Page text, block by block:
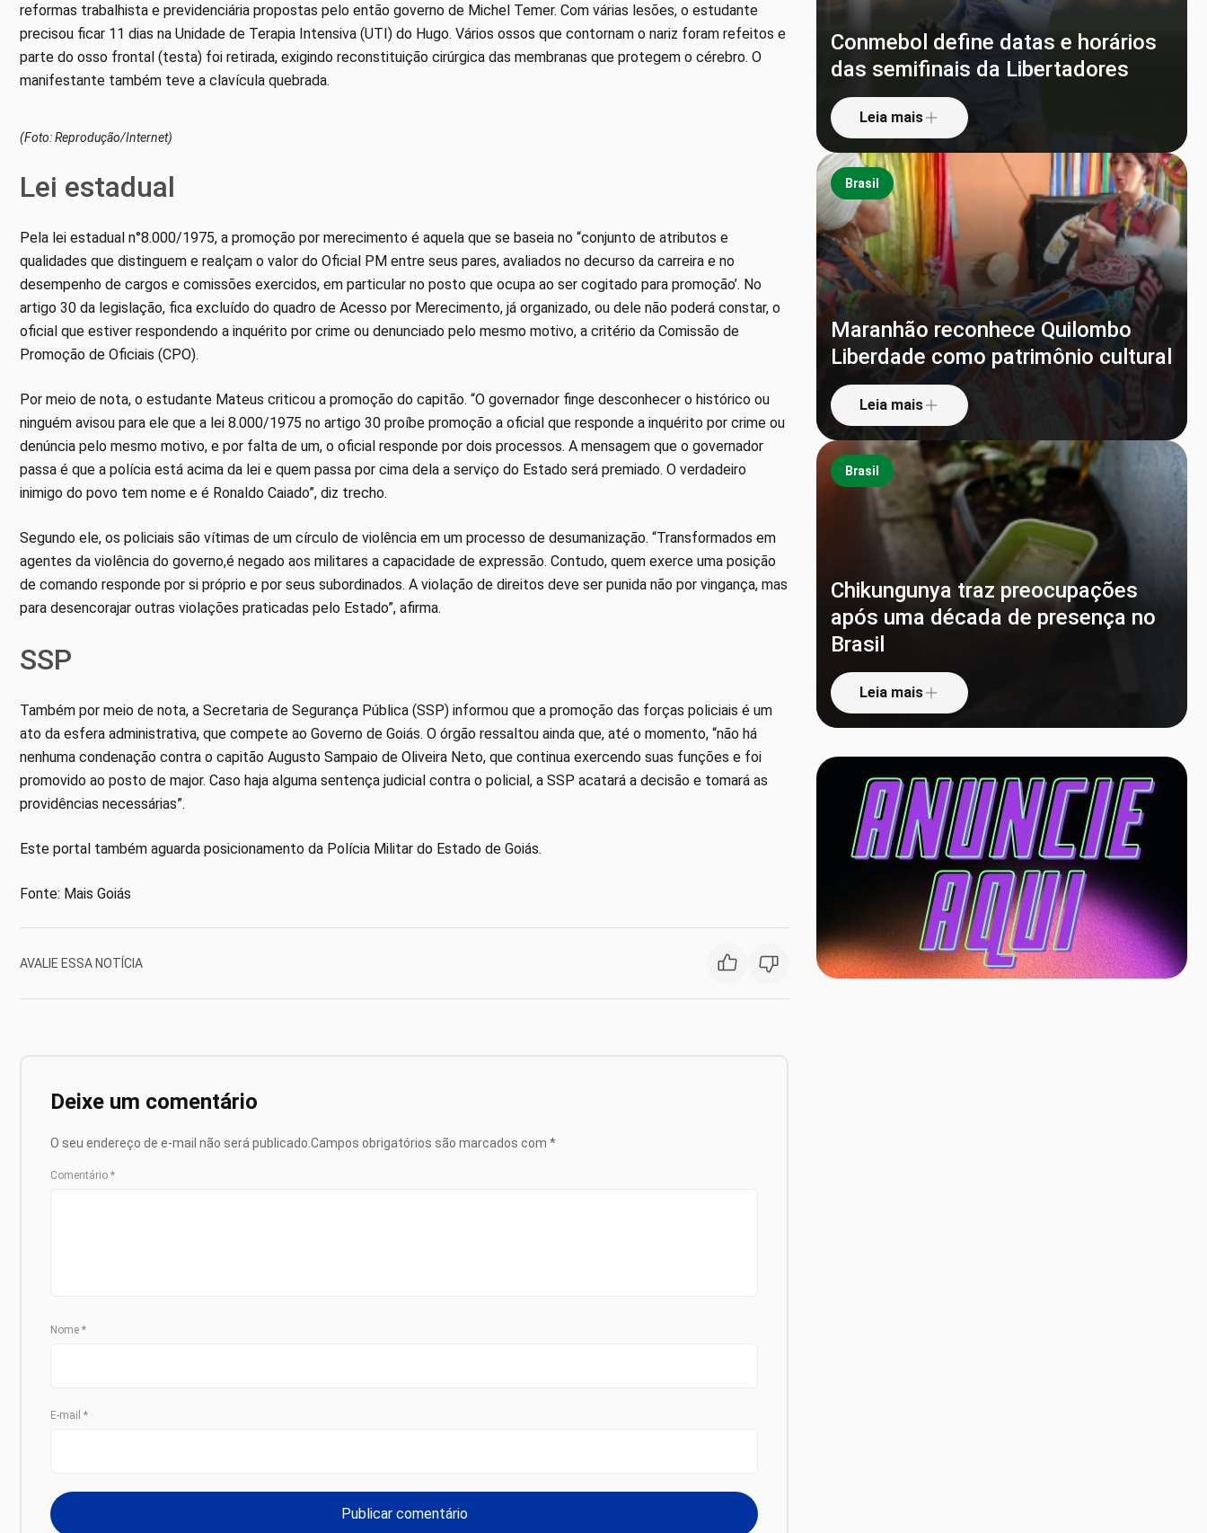
reformas trabalhista e previdenciária propostas pelo então governo de Michel Temer. Com várias lesões, o estudante
precisou ficar 11 dias na Unidade de Terapia Intensiva (UTI) do Hugo. Vários ossos que contornam o nariz foram refeitos e
parte do osso frontal (testa) foi retirada, exigindo reconstituição cirúrgica das membranas que protegem o cérebro. O
manifestante também teve a clavícula quebrada.
(Foto: Reprodução/Internet)
Lei estadual
Pela lei estadual n°8.000/1975, a promoção por merecimento é aquela que se baseia no “conjunto de atributos e
qualidades que distinguem e realçam o valor do Oficial PM entre seus pares, avaliados no decurso da carreira e no
desempenho de cargos e comissões exercidos, em particular no posto que ocupa ao ser cogitado para promoção’. No
artigo 30 da legislação, fica excluído do quadro de Acesso por Merecimento, já organizado, ou dele não poderá constar, o
oficial que estiver respondendo a inquérito por crime ou denunciado pelo mesmo motivo, a critério da Comissão de
Promoção de Oficiais (CPO).
Por meio de nota, o estudante Mateus criticou a promoção do capitão. “O governador finge desconhecer o histórico ou
ninguém avisou para ele que a lei 8.000/1975 no artigo 30 proíbe promoção a oficial que responde a inquérito por crime ou
denúncia pelo mesmo motivo, e por falta de um, o oficial responde por dois processos. A mensagem que o governador
passa é que a polícia está acima da lei e quem passa por cima dela a serviço do Estado será premiado. O verdadeiro
inimigo do povo tem nome e é Ronaldo Caiado”, diz trecho.
Segundo ele, os policiais são vítimas de um círculo de violência em um processo de desumanização. “Transformados em
agentes da violência do governo,é negado aos militares a capacidade de expressão. Contudo, quem exerce uma posição
de comando responde por si próprio e por seus subordinados. A violação de direitos deve ser punida não por vingança, mas
para desencorajar outras violações praticadas pelo Estado”, afirma.
SSP
Também por meio de nota, a Secretaria de Segurança Pública (SSP) informou que a promoção das forças policiais é um
ato da esfera administrativa, que compete ao Governo de Goiás. O órgão ressaltou ainda que, até o momento, “não há
nenhuma condenação contra o capitão Augusto Sampaio de Oliveira Neto, que continua exercendo suas funções e foi
promovido ao posto de major. Caso haja alguma sentença judicial contra o policial, a SSP acatará a decisão e tomará as
providências necessárias”.
Este portal também aguarda posicionamento da Polícia Militar do Estado de Goiás.
Fonte: Mais Goiás
AVALIE ESSA NOTÍCIA
Deixe um comentário
O seu endereço de e-mail não será publicado. Campos obrigatórios são marcados com *
Comentário *
Nome *
E-mail *
Conmebol define datas e horários
das semifinais da Libertadores
Leia mais
Brasil
Maranhão reconhece Quilombo
Liberdade como patrimônio cultural
Leia mais
Brasil
Chikungunya traz preocupações
após uma década de presença no
Brasil
Leia mais